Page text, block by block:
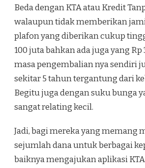
Beda dengan KTA atau Kredit
walaupun tidak memberikan
plafon yang diberikan cukup
100 juta bahkan ada juga yang
masa pengembalian nya sendiri
sekitar 5 tahun tergantung dari
Begitu juga dengan suku bunga
sangat relating kecil.
Jadi, bagi mereka yang memang
sejumlah dana untuk berbagai
baiknya mengajukan aplikasi